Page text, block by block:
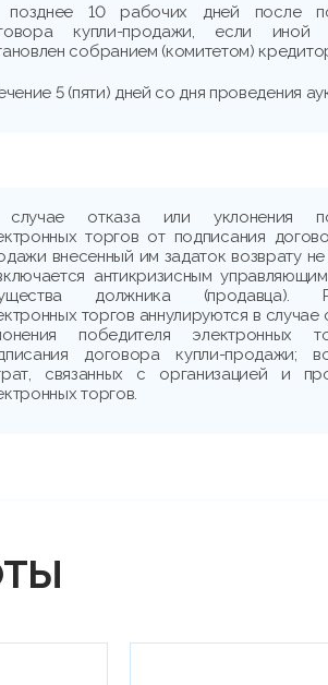
позднее 10 рабочих дней после
купли-продажи, если
собранием (комитетом)
5 (пяти) дней со дня проведения
отказа или уклонения
торгов от подписания
внесенный им задаток возврату
антикризисным
должника (продавца).
торгов аннулируются в случае
победителя электронных
договора купли-продажи;
связанных с организацией и
торгов.